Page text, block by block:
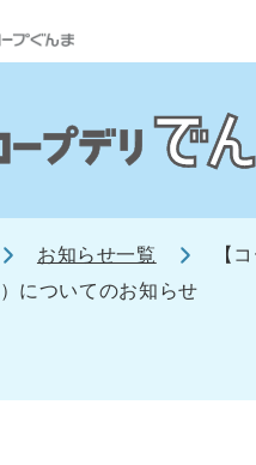
お知らせ一覧
【
についてのお知らせ